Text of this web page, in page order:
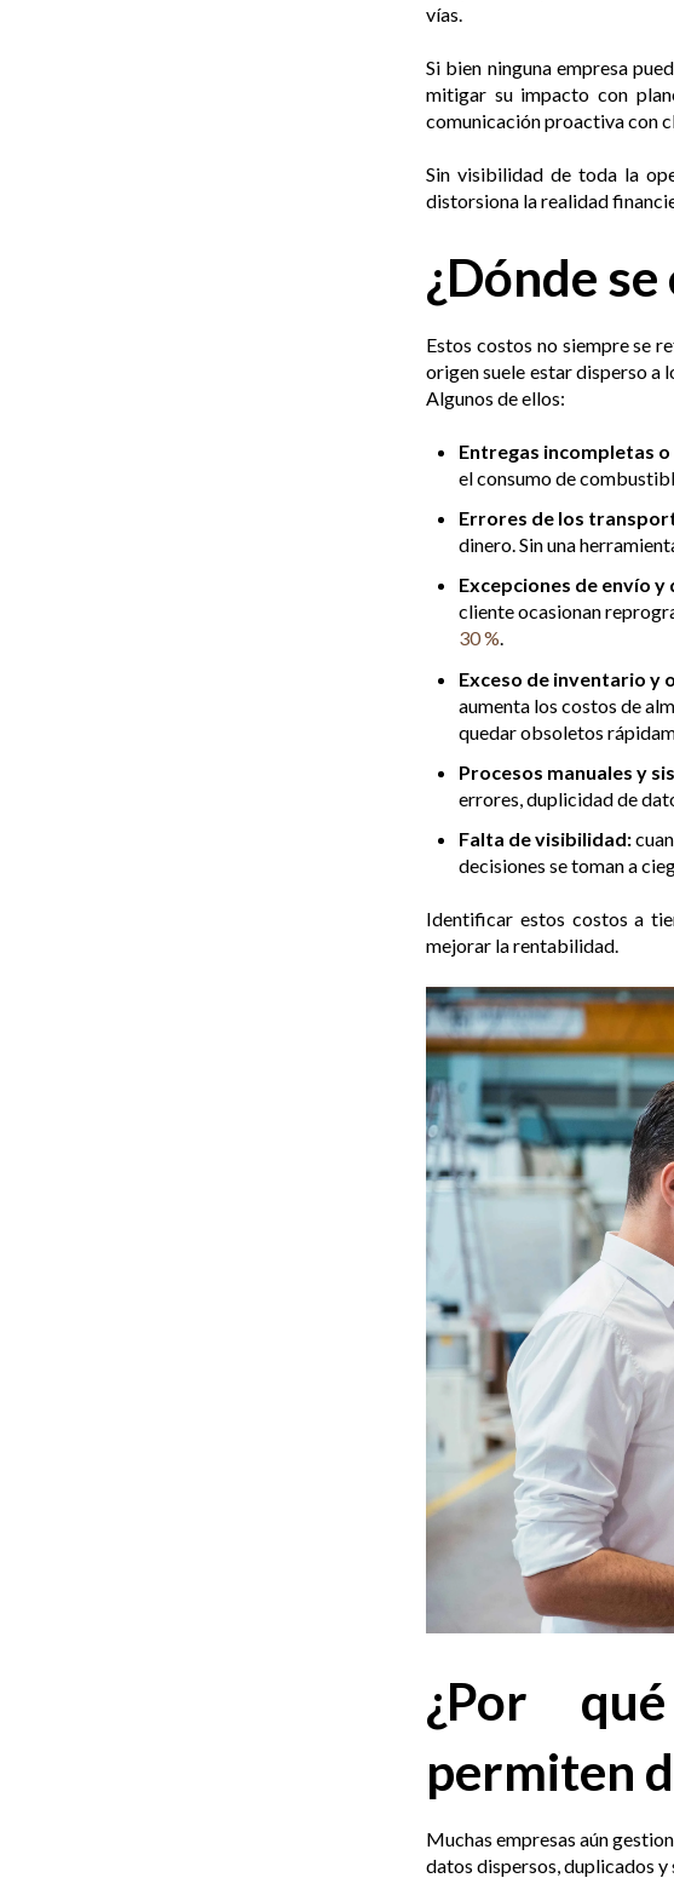
vías.
Si bien ninguna empresa
mitigar su impacto con
comunicación proactiva con
Sin visibilidad de toda la
distorsiona la realidad
¿Dónde
Estos costos no siempre se
origen suele estar disperso a
Algunos de ellos:
Entregas incompletas
el consumo de
Errores de los
dinero. Sin una
Excepciones de envío
cliente ocasionan
30 %.
Exceso de inventario y
aumenta los costos de
quedar obsoletos
Procesos manuales y
errores, duplicidad de
Falta de visibilidad:
decisiones se toman a
Identificar estos costos a
mejorar la rentabilidad.
¿Por
permiten
Muchas empresas aún
datos dispersos, duplicados